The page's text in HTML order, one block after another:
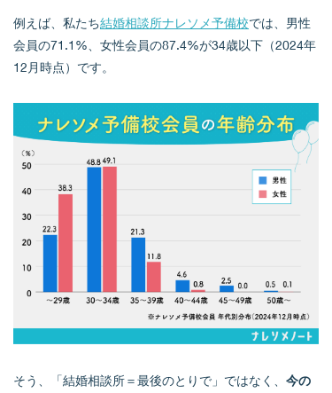
例えば、私たち結婚相談所ナレソメ予備校では、男性
会員の71.1%、女性会員の87.4%が34歳以下（2024年
12月時点）です。
そう、「結婚相談所＝最後のとりで」ではなく、 今の